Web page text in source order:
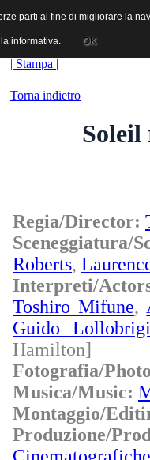
Cinematografiche
| Stampa |
Torna indietro
Soleil
Regia/Director:
Sceneggiatura/
Roberts,
Interpreti/
Toshiro Mifune,
Guido
Hamilton]
Fotografia/
Musica/Music:
Montaggio/
Produzione/
Cinematografiche
parti al fine di migliorare la
informativa. OK
parti al fine di migliorare la
informativa. OK